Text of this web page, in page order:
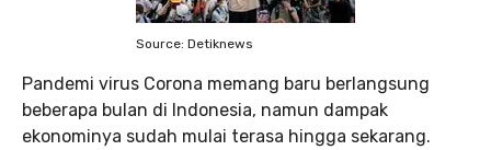
Source: Detiknews
Pandemi virus Corona memang baru berlangsung
beberapa bulan di Indonesia, namun dampak
ekonominya sudah mulai terasa hingga sekarang.